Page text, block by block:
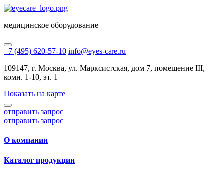
медицинское оборудование
+7 (495) 620-57-10 info@eyes-care.ru
109147, г. Москва, ул. Марксистская, дом 7, помещение III,
комн. 1-10, эт. 1
Показать на карте
отправить запрос
отправить запрос
О компании
Каталог продукции